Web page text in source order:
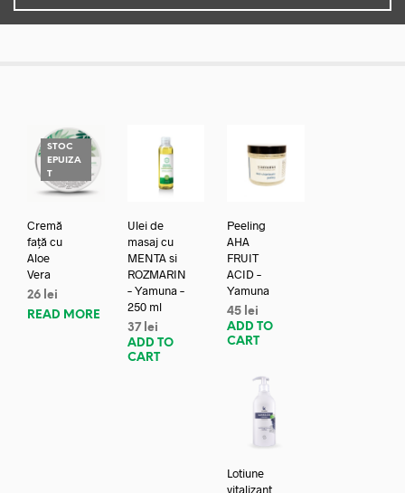
STOC
EPUIZA
T
Cremă
față cu
Aloe
Vera
26 lei
READ MORE
Ulei de
masaj cu
MENTA si
ROZMARIN
– Yamuna –
250 ml
37 lei
ADD TO
CART
Peeling
AHA
FRUIT
ACID –
Yamuna
45 lei
ADD TO
CART
Lotiune
vitalizant